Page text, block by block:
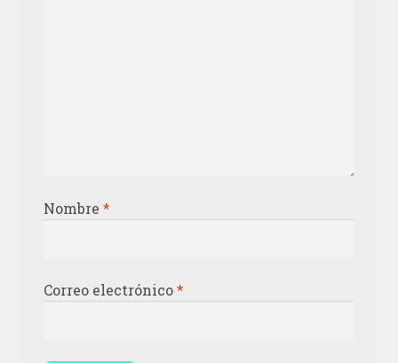
Nombre *
Correo electrónico*